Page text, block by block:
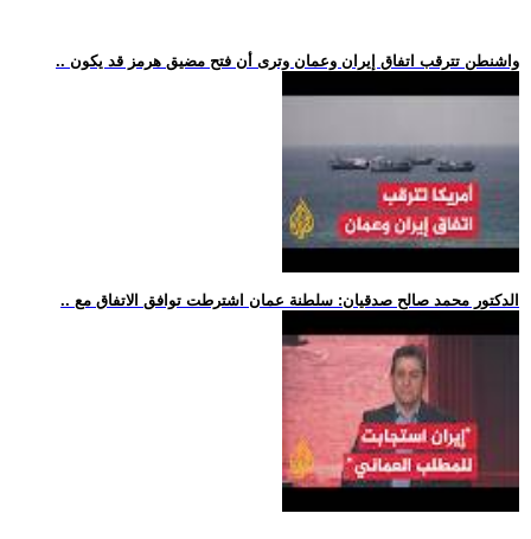
.. واشنطن تترقب اتفاق إيران وعمان وترى أن فتح مضيق هرمز قد يكون
.. الدكتور محمد صالح صدقيان: سلطنة عمان اشترطت توافق الاتفاق مع